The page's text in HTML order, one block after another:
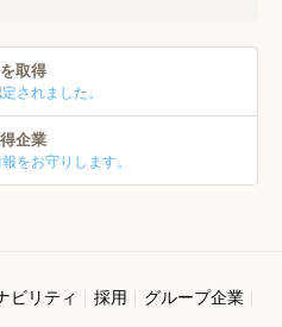
取得
されました。
企業
をお守りします。
ビリティ 採用
グループ企業